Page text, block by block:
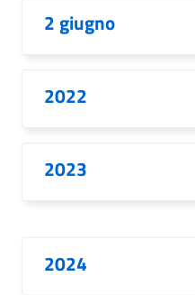
2 giugno
2022
2023
2024